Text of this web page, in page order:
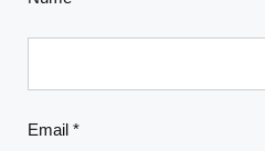
Email *